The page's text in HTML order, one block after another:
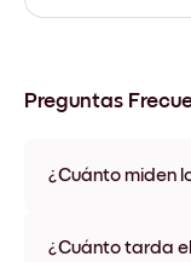
Preguntas
¿Cuánto miden
varios materiales y
¿Cuánto tarda